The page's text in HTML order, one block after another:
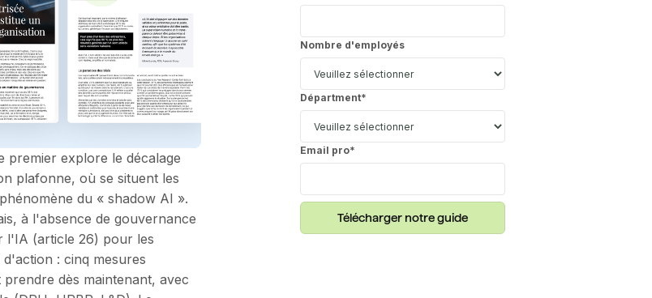
premier explore le décalage
plafonne, où se situent les
du « shadow AI ».
à l'absence de gouvernance
l'IA (article 26) pour les
: cinq mesures
dès maintenant, avec
Nombre d'employés
Départment*
Email pro*